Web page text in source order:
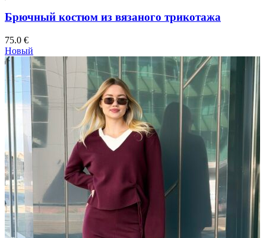
Брючный костюм из вязаного трикотажа
75.0 €
Новый